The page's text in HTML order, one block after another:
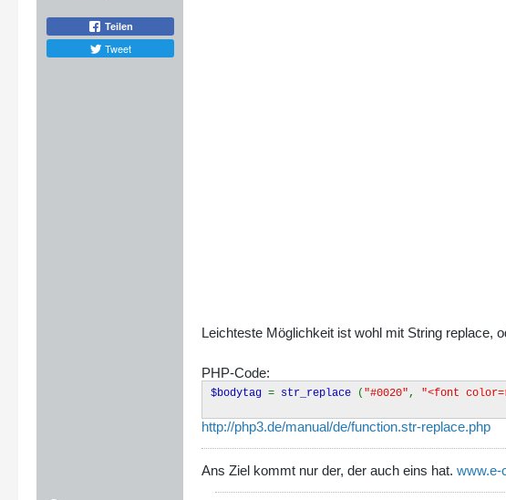
Teilen
Tweet
Leichteste Möglichkeit ist wohl mit String replace,
PHP-Code:
$bodytag = str_replace ( "#0020" , "<font
http://php3.de/manual/de/function.str-replace.php
Ans Ziel kommt nur der, der auch eins hat. www.e-